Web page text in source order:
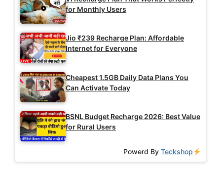
for Monthly Users
Jio ₹239 Recharge Plan: Affordable
Internet for Everyone
Cheapest 1.5GB Daily Data Plans You
Can Activate Today
BSNL Budget Recharge 2026: Best Value
for Rural Users
Powerd ByTeckshop